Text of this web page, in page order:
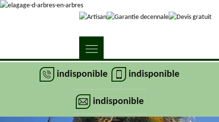
indisponible indisponible
indisponible